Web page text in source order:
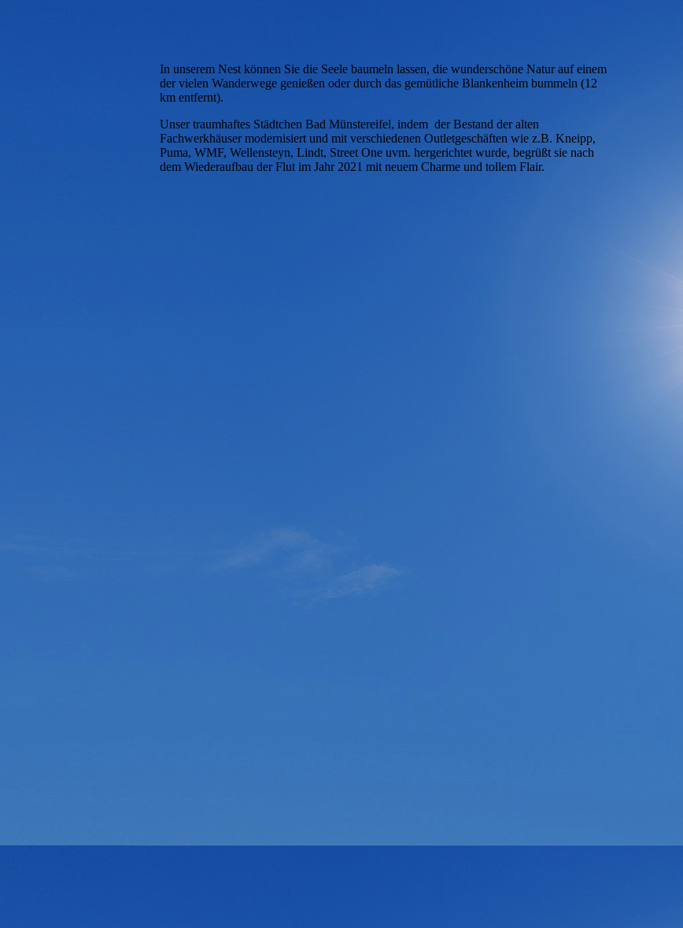
In unserem Nest können Sie die Seele baumeln lassen, die wunderschöne Natur auf einem
der vielen Wanderwege genießen oder durch das gemütliche Blankenheim bummeln (12
km entfernt).
Unser traumhaftes Städtchen Bad Münstereifel, indem der Bestand der alten
Fachwerkhäuser modernisiert und mit verschiedenen Outletgeschäften wie z.B. Kneipp,
Puma, WMF, Wellensteyn, Lindt, Street One uvm. hergerichtet wurde, begrüßt sie nach
dem Wiederaufbau der Flut im Jahr 2021 mit neuem Charme und tollem Flair.